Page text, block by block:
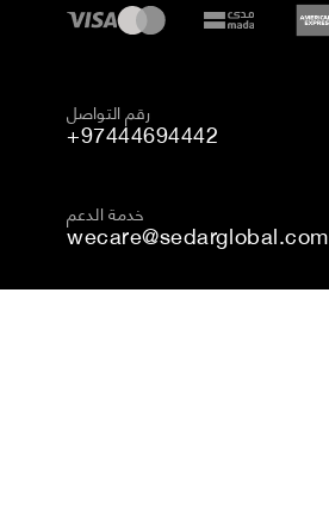
رقم التواصل
+97444694442
خدمة الدعم
wecare@sedarglobal.com